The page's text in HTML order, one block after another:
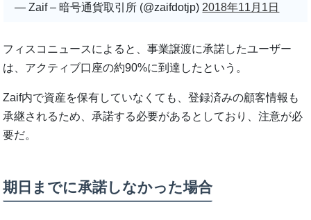
— Zaif – 暗号通貨取引所 (@zaifdotjp) 2018年11月1日
フィスコニュースによると、事業譲渡に承諾したユーザー
は、アクティブ口座の約90%に到達したという。
Zaif内で資産を保有していなくても、登録済みの顧客情報も
承継されるため、承諾する必要があるとしており、注意が必
要だ。
期日までに承諾しなかった場合